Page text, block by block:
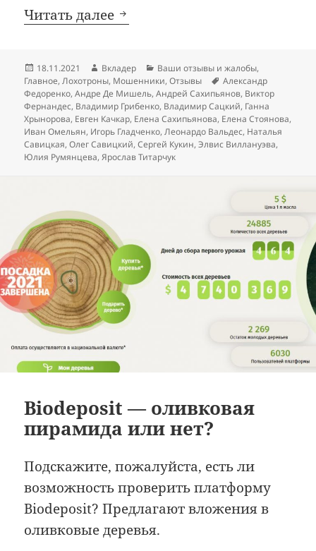
Читать далее Expo: финансовая
Опубликовано
18.11.2021 Автор
Вкладер Рубрики
Ваши отзывы и жалобы,
Главное,Лохотроны, Мошенники,Отзывы Метки
Александр
Федоренко,Андре Де Мишель,Андрей Сахипьянов, Виктор
Фернандес, Владимир Грибенко, Владимир Сацкий, Ганна
Хрынорова, Евген Качкар, Елена Сахипьянова, Елена Стоянова,
Иван Омельян, Игорь Гладченко,Леонардо Вальдес, Наталья
Савицкая,Олег Савицкий,Сергей Кукин,Элвис Виллануэва,
Юлия Румянцева,Ярослав Титарчук
Biodeposit — оливковая
пирамида или нет?
Подскажите, пожалуйста, есть ли
возможность проверить платформу
Biodeposit? Предлагают вложения в
оливковые деревья.